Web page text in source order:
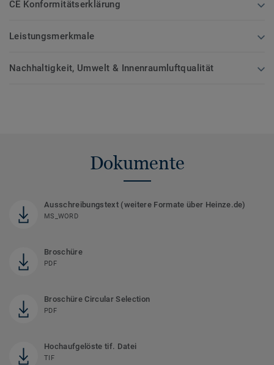
CE Konformitätserklärung
Leistungsmerkmale
Nachhaltigkeit, Umwelt & Innenraumluftqualität
Dokumente
Ausschreibungstext (weitere Formate über Heinze.de)
MS_WORD
Broschüre
PDF
Broschüre Circular Selection
PDF
Hochaufgelöste tif. Datei
TIF